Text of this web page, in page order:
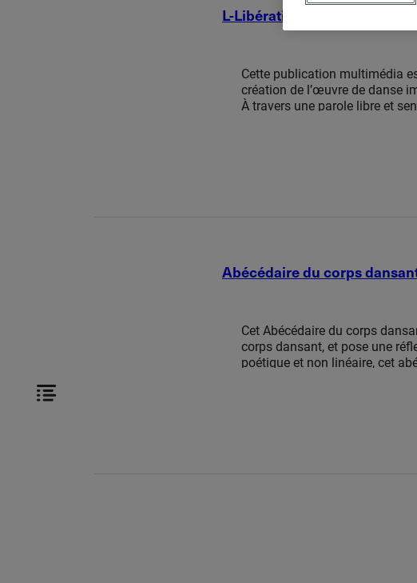
Soumettre une publication
L-Libération
Cette publication multimédia
création de l’œuvre de danse
À travers une parole libre et
Abécédaire du corps
Cet Abécédaire du corps
corps dansant, et pose une
poétique et non linéaire, cet